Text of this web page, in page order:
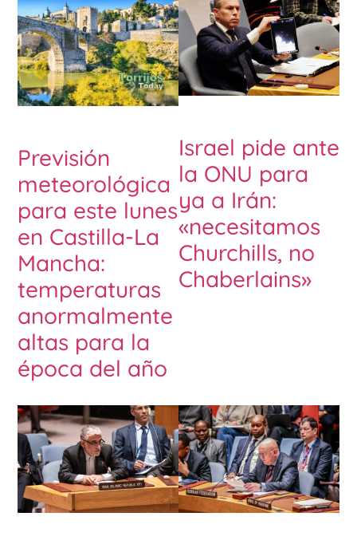
Previsión
meteorológica
para este lunes
en Castilla-La
Mancha:
temperaturas
anormalmente
altas para la
época del año
Israel pide ante
la ONU para
ya a Irán:
«necesitamos
Churchills, no
Chaberlains»